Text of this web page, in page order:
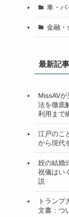
車・バ
金融・
最新記事
MissAV
法を徹底
利用まで
江戸のこ
から現代
姪の結婚
祝儀はい
説
トランプ
文書：つ